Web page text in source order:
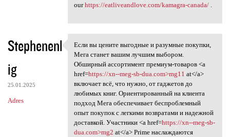
ourhttps://eatliveandlove.com/kamagra-canada/.
Stephenenl
ig
25.01.2025
Adres
Если вы цените выгодные и
Если вы цените выгодные и разумные покупки,
Мега станет вашим лучшим выбором.
Обширный ассортимент премиум-товаров <a
href=https://xn--meg-sb-dua.com>mg11 at</a>
включает всё, что нужно, от гаджетов до
любимых книг. Ориентированный на клиента
подход Мега обеспечивает беспроблемный
опыт покупок с легкими возвратами и надежной
доставкой. Участники <a href=https://xn--meg-sb-
dua.com>mg2 at</a> Prime наслаждаются